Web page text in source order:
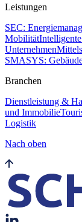
Leistungen
SEC:
Mobilität
Unternehmen
SMASYS:
Branchen
Dienstleistung &
und Immobilie
Logistik
Nach oben